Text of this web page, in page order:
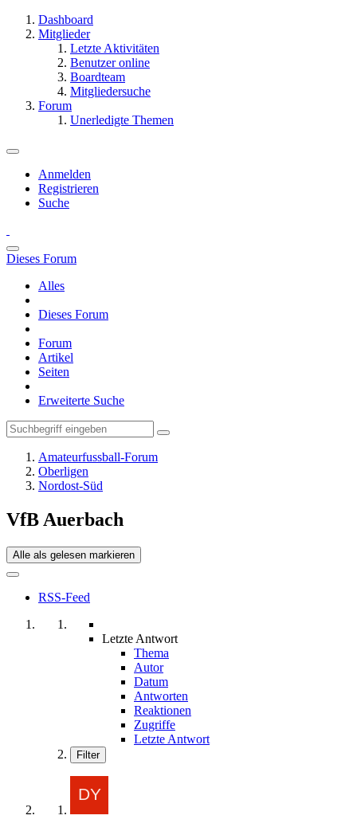
Dashboard
Mitglieder
Letzte Aktivitäten
Benutzer online
Boardteam
Mitgliedersuche
Forum
Unerledigte Themen
Anmelden
Registrieren
Suche
Dieses Forum
Alles
Dieses Forum
Forum
Artikel
Seiten
Erweiterte Suche
Amateurfussball-Forum
Oberligen
Nordost-Süd
VfB Auerbach
Alle als gelesen markieren
RSS-Feed
Letzte Antwort
Thema
Autor
Datum
Antworten
Reaktionen
Zugriffe
Letzte Antwort
Filter